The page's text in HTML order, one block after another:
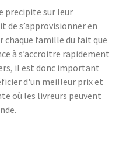
precipite sur leur
de s’approvisionner en
chaque famille du fait que
à s’accroitre rapidement
il est donc important
d'un meilleur prix et
où les livreurs peuvent